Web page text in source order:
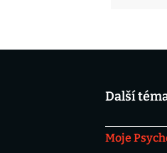
Další
Moje